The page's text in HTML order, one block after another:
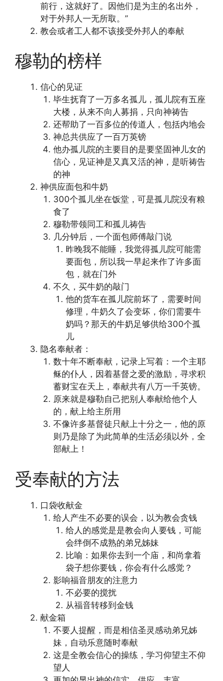
前行，这就好了。因他们是为主的名出外，
对于外邦人一无所取。”
教会或者工人都不该接受外邦人的奉献
穆勒的榜样
信心的见证
毕生抚育了一万多名孤儿，孤儿院有五座
大楼，从来不向人募捐，只向神祷告
还帮助了一百多位的传道人，包括内地会
神总共供应了一百万英镑
他办孤儿院的主要目的是要坚固神儿女的
信心，见证神是又真又活的神，是听祷告
的神
神供应面包和牛奶
300个孤儿坐在饭堂，可是孤儿院没有粮
食了
穆勒带领同工和孤儿祷告
几分钟后，一个面包师傅敲门说
昨晚我不能睡，我觉得孤儿院可能需
要面包，所以我一早起来作了许多面
包，就在门外
不久，买牛奶的敲门
他的货车在孤儿院前坏了，需要时间
修理，牛奶久了会变坏，你们需要牛
奶吗？那天的牛奶足够供给300个孤
儿
隐名奉献者：
数十年不断奉献，记录上写着：一个主耶
稣的仆人，因着基督之爱的激励，寻求积
蓄财宝在天上，奉献共有八万一千英镑。
原来就是穆勒自己把别人奉献给他个人
的，献上给主所用
不像许多基督徒只献上十分之一，他的原
则乃是除了为此简单的生活必须以外，全
部献上！
受奉献的方法
口袋收献金
给人产生不必要的误会，以为教会贪钱
给人的感觉是是教会向人要钱，可能
会绊倒不成熟的弟兄姊妹
比喻：如果你去到一个庙，和尚拿着
袋子想你要钱，你会有什么感觉？
影响福音朋友的注意力
不必要的搅扰
从福音转移到金钱
献金箱
不要人提醒，而是相信圣灵感动弟兄姊
妹，自动乐意随时奉献
这是全教会信心的操练，学习仰望主不仰
望人